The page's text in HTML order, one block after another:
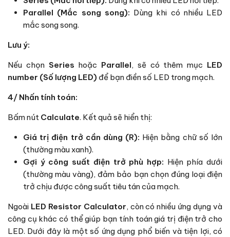
Parallel (Mắc song song): Dùng khi có nhiều LED
mắc song song.
Lưu ý:
Nếu chọn Series hoặc Parallel, sẽ có thêm mục LED
number (Số lượng LED) để bạn điền số LED trong mạch.
4/ Nhấn tính toán:
Bấm nút Calculate. Kết quả sẽ hiển thị:
Giá trị điện trở cần dùng (R): Hiện bằng chữ số lớn
(thường màu xanh).
Gợi ý công suất điện trở phù hợp: Hiện phía dưới
(thường màu vàng), đảm bảo bạn chọn đúng loại điện
trở chịu được công suất tiêu tán của mạch.
Ngoài LED Resistor Calculator, còn có nhiều ứng dụng và
công cụ khác có thể giúp bạn tính toán giá trị điện trở cho
LED. Dưới đây là một số ứng dụng phổ biến và tiện lợi, có